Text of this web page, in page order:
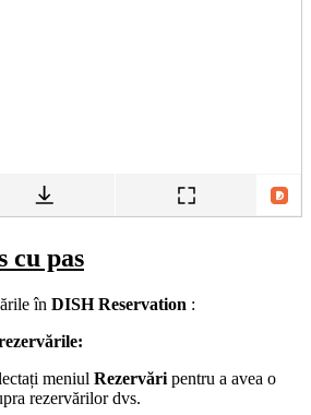
cu pas
în DISH Reservation :
meniul Rezervări pentru a avea o
rezervărilor dvs.